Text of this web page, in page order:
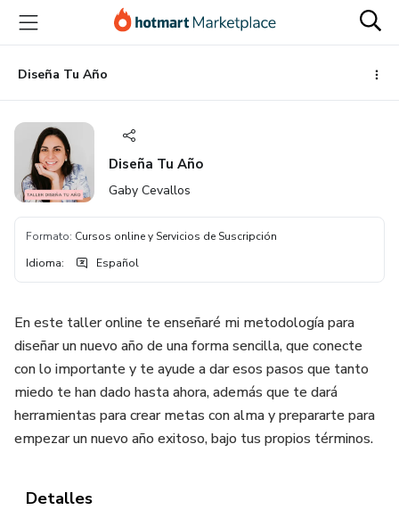
principal
página
de
página
Diseña Tu Año
Diseña Tu Año
Gaby Cevallos
Formato: Cursos online y Servicios de Suscripción
Idioma: Español
En este taller online te enseñaré mi metodología para
diseñar un nuevo año de una forma sencilla, que conecte
con lo importante y te ayude a dar esos pasos que tanto
miedo te han dado hasta ahora, además que te dará
herramientas para crear metas con alma y prepararte para
empezar un nuevo año exitoso, bajo tus propios términos.
Detalles